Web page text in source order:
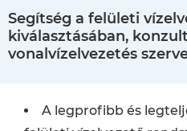
Segítség a felületi
kiválasztásában,
vonalvízelvezetés
A legprofibb és